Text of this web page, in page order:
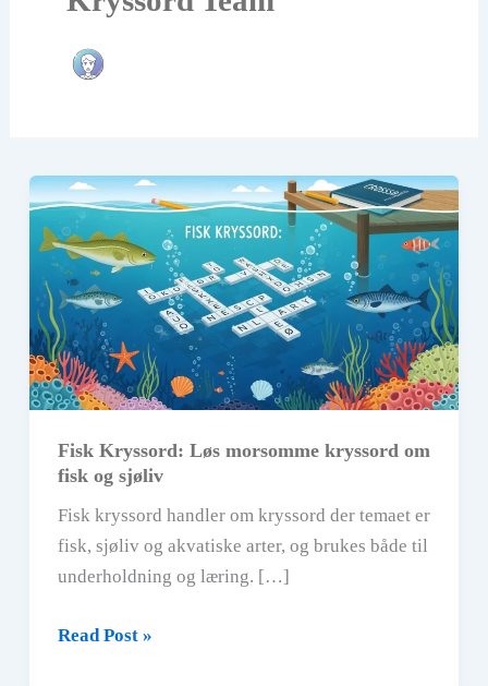
Fisk Kryssord: Løs morsomme kryssord om
fisk og sjøliv
Fisk kryssord handler om kryssord der temaet er
fisk, sjøliv og akvatiske arter, og brukes både til
underholdning og læring. […]
Fisk
Read Post »